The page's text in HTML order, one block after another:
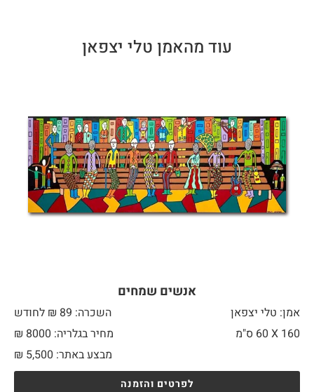
עוד מהאמן טלי יצפאן
אנשים שמחים
אמן: טלי יצפאן
השכרה: 89 ₪ לחודש
160 X
מחיר בגלריה: 8000 ₪
מבצע באתר:
₪ 5,500
לפרטים והזמנה